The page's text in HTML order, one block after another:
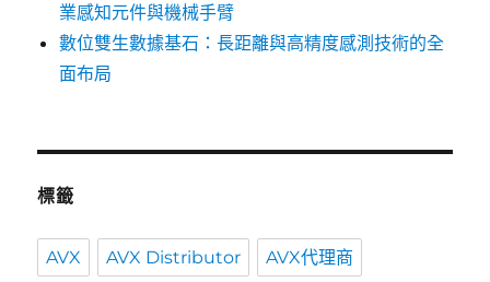
業感知元件與機械手臂
數位雙生數據基石：長距離與高精度感測技術的全
面布局
標籤
AVX AVX Distributor AVX代理商